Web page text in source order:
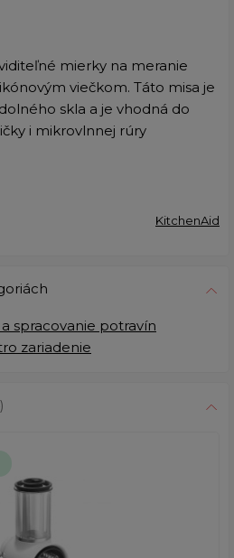
mierky na meranie
viečkom. Táto misa je
skla a je vhodná do
i mikrovlnnej rúry
KitchenAid
spracovanie potravín
zariadenie